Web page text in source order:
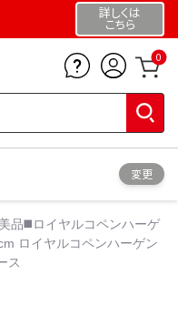
詳しくは
こちら
0
変更
品◼️ロイヤルコペンハーゲ
ロイヤルコペンハーゲン
ス